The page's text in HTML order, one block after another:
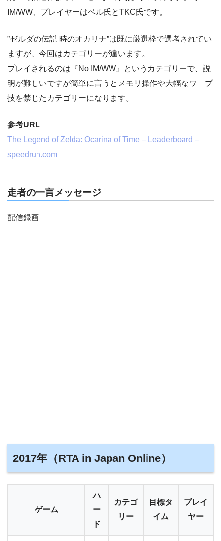
IM/WW、プレイヤーはベル氏とTKC氏です。
”ゼルダの伝説 時のオカリナ”は既に厳選枠で選考されてい
ますが、今回はカテゴリーが違います。
プレイされるのは『No IM/WW』というカテゴリーで、説
明が難しいですが簡単に言うとメモリ操作や大幅なワープ
技を禁じたカテゴリーになります。
参考URL
The Legend of Zelda: Ocarina of Time – Leaderboard –
speedrun.com
走者の一言メッセージ
配信録画
2017年（RTA in Japan Online）
ゲーム
ハ
ー
ド
カテゴ
リー
目標タ
イム
プレイ
ヤー